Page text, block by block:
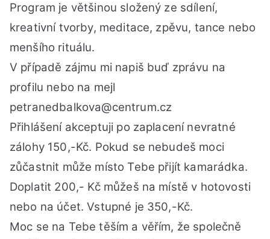
Program je většinou složený ze sdílení,
kreativní tvorby, meditace, zpěvu, tance nebo
menšího rituálu.
V případě zájmu mi napiš buď zprávu na
profilu nebo na mejl
petranedbalkova@centrum.cz
Přihlášení akceptuji po zaplacení nevratné
zálohy 150,-Kč. Pokud se nebudeš moci
zůčastnit může místo Tebe přijít kamarádka.
Doplatit 200,- Kč můžeš na místě v hotovosti
nebo na účet. Vstupné je 350,-Kč.
Moc se na Tebe těším a věřím, že společně